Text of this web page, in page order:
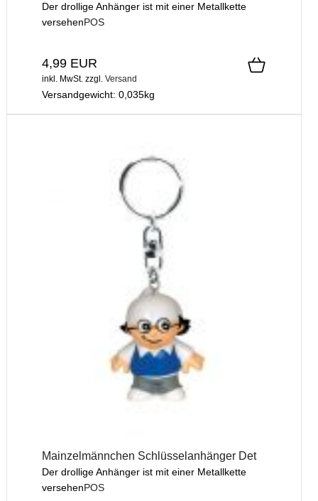
Der drollige Anhänger ist mit einer Metallkette
versehenPOS
4,99 EUR
inkl. MwSt. zzgl. Versand
Versandgewicht: 0,035kg
Mainzelmännchen Schlüsselanhänger Det
Der drollige Anhänger ist mit einer Metallkette
versehenPOS